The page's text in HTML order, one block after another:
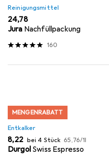
Reinigungsmittel
EUR
24,78
Jura Nachfüllpackung
160
MENGENRABATT
Entkalker
EUR
8,22 bei 4 Stück EUR
65,76/1l
Durgol Swiss Espresso